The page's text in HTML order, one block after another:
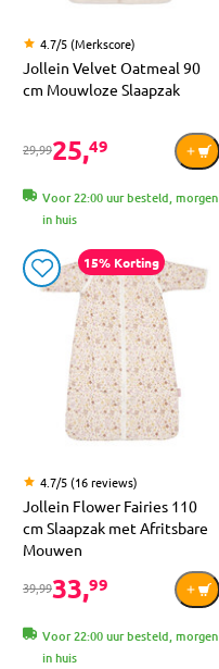
4.7/5 (Merkscore)
Jollein Velvet Oatmeal 90
cm Mouwloze Slaapzak
29,9925,49
Voor 22:00 uur besteld, morgen
in huis
15% Korting
4.7/5 (16 reviews)
Jollein Flower Fairies 110
cm Slaapzak met Afritsbare
Mouwen
39,9933,99
Voor 22:00 uur besteld, morgen
in huis